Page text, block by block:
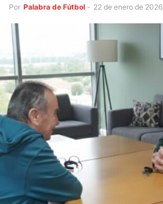
Por Palabra de Fútbol - 22 de enero de 2026